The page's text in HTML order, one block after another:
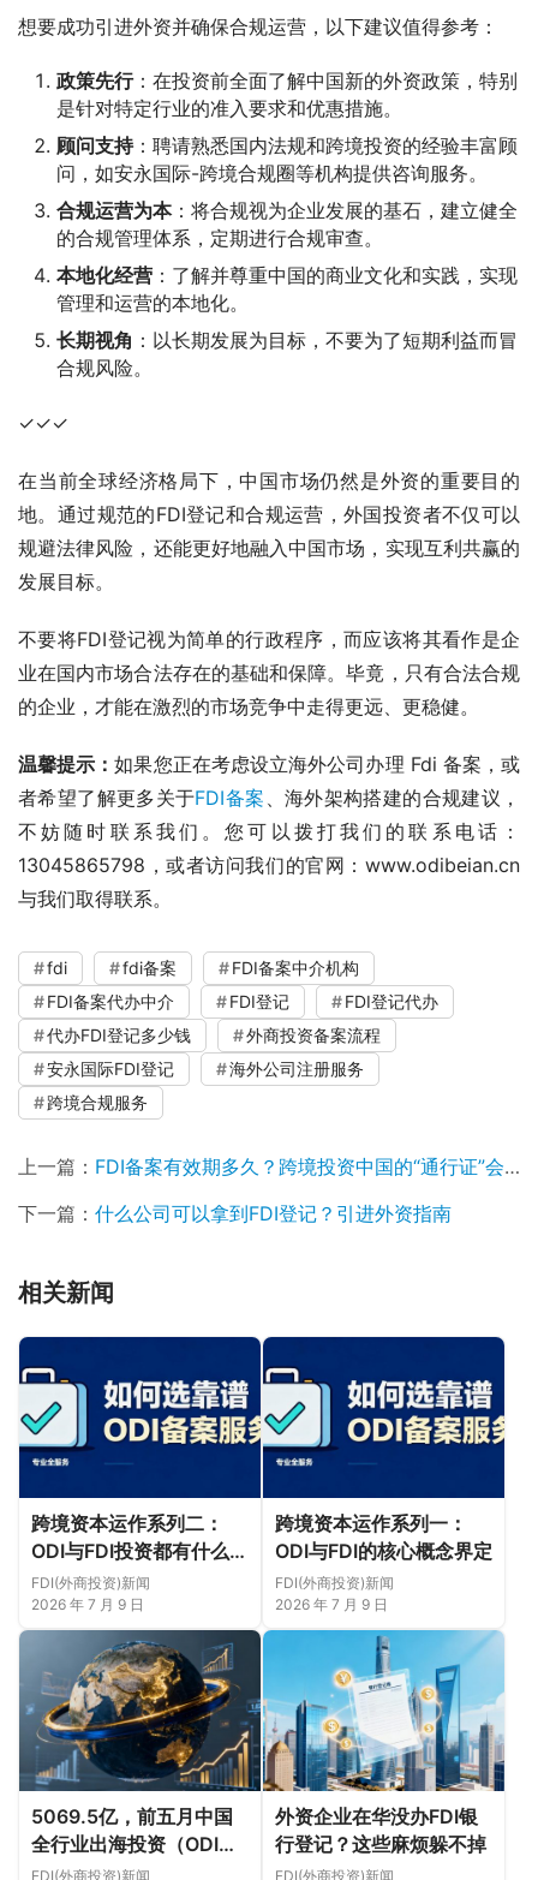
想要成功引进外资并确保合规运营，以下建议值得参考：
政策先行：在投资前全面了解中国新的外资政策，特别
是针对特定行业的准入要求和优惠措施。
顾问支持：聘请熟悉国内法规和跨境投资的经验丰富顾
问，如安永国际-跨境合规圈等机构提供咨询服务。
合规运营为本：将合规视为企业发展的基石，建立健全
的合规管理体系，定期进行合规审查。
本地化经营 ：了解并尊重中国的商业文化和实践，实现
管理和运营的本地化。
长期视角 ：以长期发展为目标，不要为了短期利益而冒
合规风险。
✓✓✓
在当前全球经济格局下，中国市场仍然是外资的重要目的
地。通过规范的FDI登记和合规运营，外国投资者不仅可以
规避法律风险，还能更好地融入中国市场，实现互利共赢的
发展目标。
不要将FDI登记视为简单的行政程序，而应该将其看作是企
业在国内市场合法存在的基础和保障。毕竟，只有合法合规
的企业，才能在激烈的市场竞争中走得更远、更稳健。
温馨提示：如果您正在考虑设立海外公司办理 Fdi 备案，或
者希望了解更多关于FDI备案 、海外架构搭建的合规建议，
不妨随时联系我们。您可以拨打我们的联系电话：
13045865798，或者访问我们的官网：www.odibeian.cn
与我们取得联系。
fdi fdi备案
FDI备案中介机构
FDI备案代办中介
FDI登记
FDI登记代办
代办FDI登记多少钱
外商投资备案流程
安永国际FDI登记
海外公司注册服务
跨境合规服务
上一篇： FDI备案有效期多久？跨境投资中国的“通行证”会过期吗？
下一篇： 什么公司可以拿到FDI登记？引进外资指南
相关新闻
跨境资本运作系列二：
ODI与FDI投资都有什么限
制？
FDI(外商投资)新闻
2026 年 7 月 9 日
跨境资本运作系列一：
ODI与FDI的核心概念界定
FDI(外商投资)新闻
2026 年 7 月 9 日
5069.5亿，前五月中国
全行业出海投资（ODI）
合作概况
FDI(外商投资)新闻
外资企业在华没办FDI银
行登记？这些麻烦躲不掉
FDI(外商投资)新闻